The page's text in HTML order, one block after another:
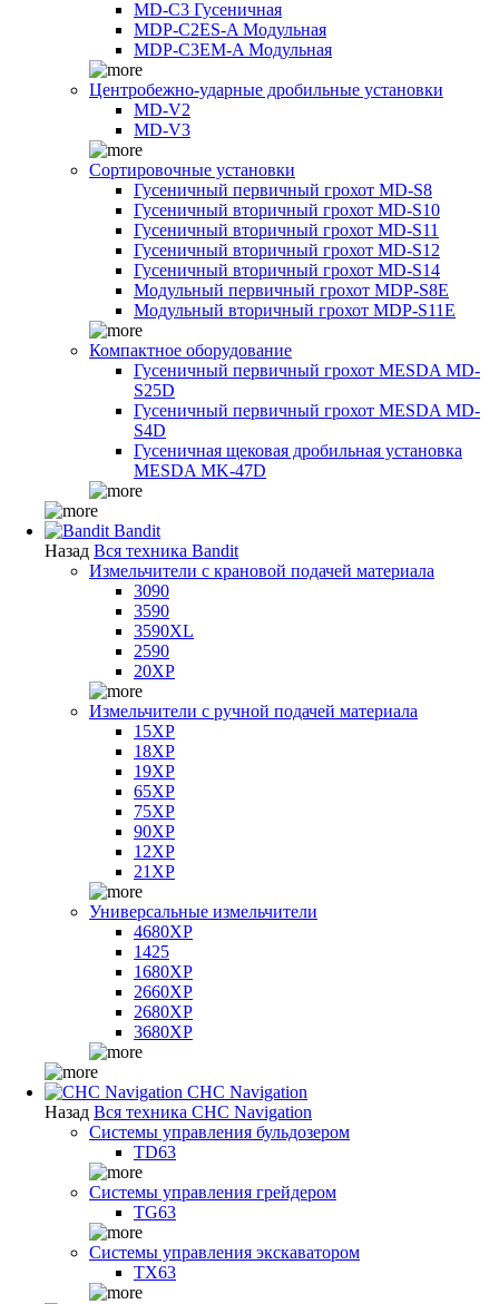
MD-C3 Гусеничная
MDP-C2ES-A Модульная
MDP-C3EM-A Модульная
Центробежно-ударные дробильные установки
MD-V2
MD-V3
Сортировочные установки
Гусеничный первичный грохот MD-S8
Гусеничный вторичный грохот MD-S10
Гусеничный вторичный грохот MD-S11
Гусеничный вторичный грохот MD-S12
Гусеничный вторичный грохот MD-S14
Модульный первичный грохот MDP-S8E
Модульный вторичный грохот MDP-S11E
Компактное оборудование
Гусеничный первичный грохот MESDA MD-
S25D
Гусеничный первичный грохот MESDA MD-
S4D
Гусеничная щековая дробильная установка
MESDA MK-47D
Bandit
Назад Вся техника Bandit
Измельчители с крановой подачей материала
3090
3590
3590XL
2590
20XP
Измельчители с ручной подачей материала
15XP
18XP
19XP
65XP
75XP
90XP
12XP
21XP
Универсальные измельчители
4680XP
1425
1680XP
2660XP
2680XP
3680XP
CHC Navigation
Назад Вся техника CHC Navigation
Системы управления бульдозером
TD63
Системы управления грейдером
TG63
Системы управления экскаватором
TX63